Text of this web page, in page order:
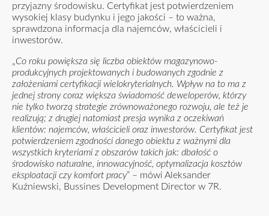
przyjazny środowisku. Certyfikat jest potwierdzeniem
wysokiej klasy budynku i jego jakości – to ważna,
sprawdzona informacja dla najemców, właścicieli i
inwestorów.
„Co roku powiększa się liczba obiektów magazynowo-
produkcyjnych projektowanych i budowanych zgodnie z
założeniami certyfikacji wielokryterialnych. Wpływ na to ma z
jednej strony coraz większa świadomość deweloperów, którzy
nie tylko tworzą strategie zrównoważonego rozwoju, ale też je
realizują; z drugiej natomiast presja wynika z oczekiwań
klientów: najemców, właścicieli oraz inwestorów. Certyfikat jest
potwierdzeniem zgodności danego obiektu z ważnymi dla
wszystkich kryteriami z obszarów takich jak: dbałość o
środowisko naturalne, innowacyjność, optymalizacja kosztów
eksploatacji czy komfort pracy” – mówi Aleksander
Kuźniewski, Bussines Development Director w 7R.